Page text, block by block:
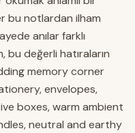
bu notlardan ilham
anılar farklı
bu değerli hatıraların
memory corner
envelopes,
boxes, warm ambient
neutral and earthy